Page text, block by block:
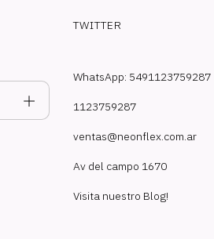
TWITTER
WhatsApp: 5491123759287
1123759287
ventas@neonflex.com.ar
Av del campo 1670
Visita nuestro Blog!